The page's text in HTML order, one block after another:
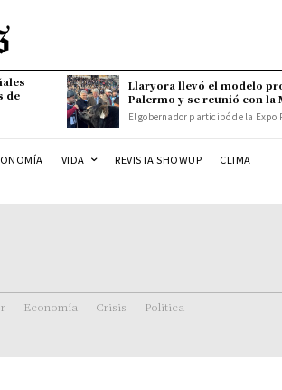
de
Llaryora llevó el modelo
Palermo y se reunió con la
El gobernador participó de la Expo
VIDA REVISTA SHOWUP CLIMA
Economía Crisis Politica